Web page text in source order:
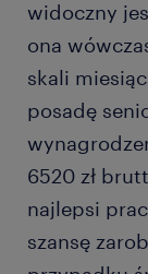
kompetencji.
widoczny
ona
skali
posadę
6520 zł
najlepsi
szansę